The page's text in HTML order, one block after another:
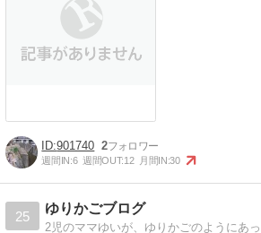
901740 2
週間IN:6 週間OUT:12 月間IN:30
25
ゆりかごブログ